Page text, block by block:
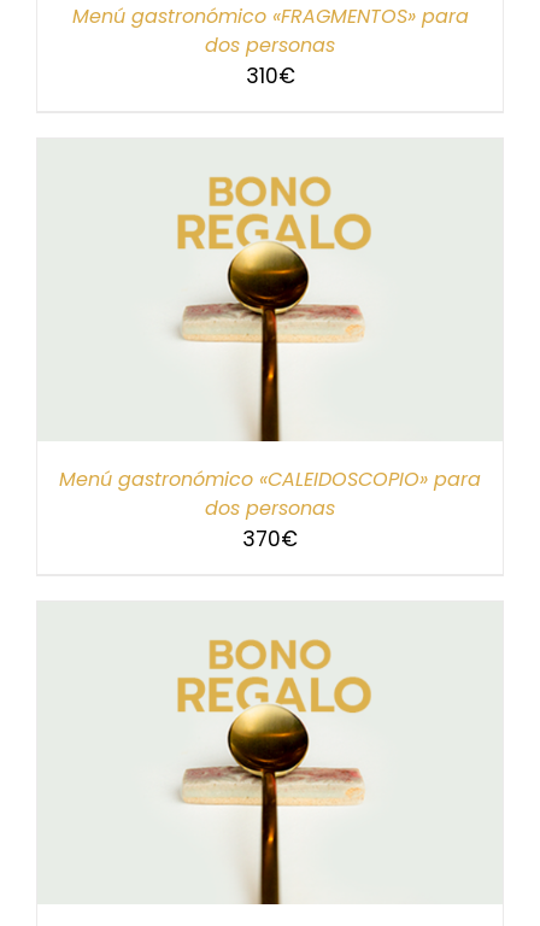
Menú gastronómico «FRAGMENTOS» para
dos personas
310€
Menú gastronómico «CALEIDOSCOPIO» para
dos personas
370€